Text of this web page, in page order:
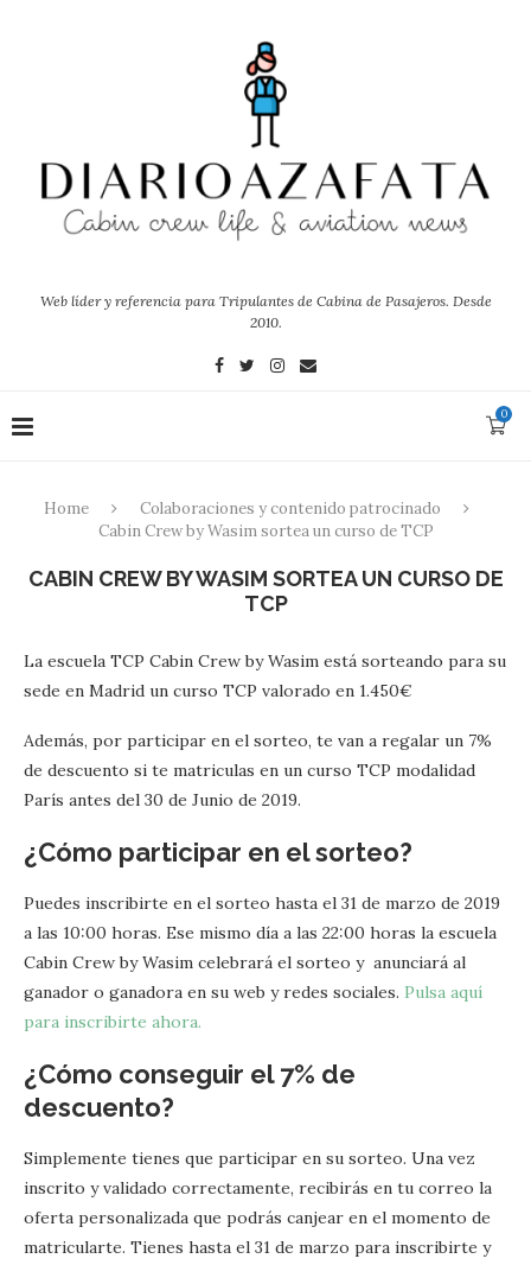
Web líder y referencia para Tripulantes de Cabina de Pasajeros. Desde
2010.
0
Home
Colaboraciones y contenido patrocinado
Cabin Crew by Wasim sortea un curso de TCP
CABIN CREW BY WASIM SORTEA UN CURSO DE
TCP
La escuela TCP Cabin Crew by Wasim está sorteando para su
sede en Madrid un curso TCP valorado en 1.450€
Además, por participar en el sorteo, te van a regalar un 7%
de descuento si te matriculas en un curso TCP modalidad
París antes del 30 de Junio de 2019.
¿Cómo participar en el sorteo?
Puedes inscribirte en el sorteo hasta el 31 de marzo de 2019
a las 10:00 horas. Ese mismo día a las 22:00 horas la escuela
Cabin Crew by Wasim celebrará el sorteo y anunciará al
ganador o ganadora en su web y redes sociales. Pulsa aquí
para inscribirte ahora.
¿Cómo conseguir el 7% de
descuento?
Simplemente tienes que participar en su sorteo. Una vez
inscrito y validado correctamente, recibirás en tu correo la
oferta personalizada que podrás canjear en el momento de
matricularte. Tienes hasta el 31 de marzo para inscribirte y